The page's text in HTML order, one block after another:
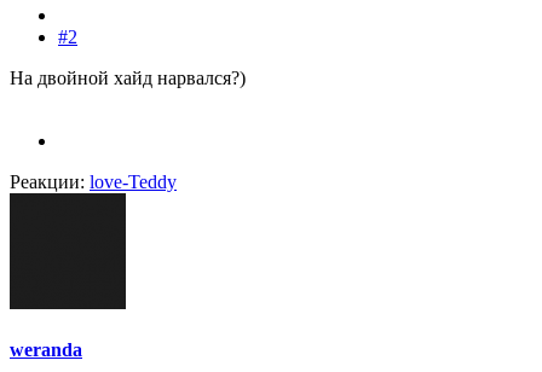
#2
На двойной хайд нарвался?)
Реакции: love-Teddy
weranda